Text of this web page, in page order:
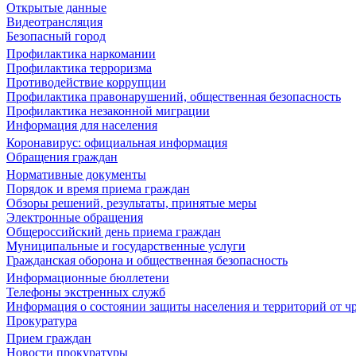
Открытые данные
Видеотрансляция
Безопасный город
Профилактика наркомании
Профилактика терроризма
Противодействие коррупции
Профилактика правонарушений, общественная безопасность
Профилактика незаконной миграции
Информация для населения
Коронавирус: официальная информация
Обращения граждан
Нормативные документы
Порядок и время приема граждан
Обзоры решений, результаты, принятые меры
Электронные обращения
Общероссийский день приема граждан
Муниципальные и государственные услуги
Гражданская оборона и общественная безопасность
Информационные бюллетени
Телефоны экстренных служб
Информация о состоянии защиты населения и территорий от
Прокуратура
Прием граждан
Новости прокуратуры